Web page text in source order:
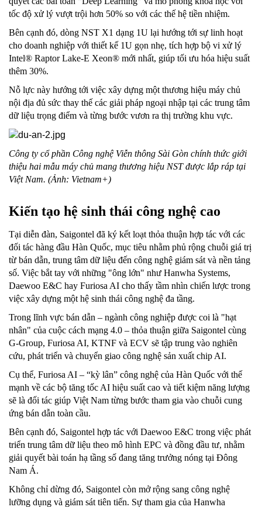
tốc độ xử lý vượt trội hơn 50% so với các thế hệ tiền nhiệm.
Bên cạnh đó, dòng NST X1 dạng 1U lại hướng tới sự linh hoạt
cho doanh nghiệp với thiết kế 1U gọn nhẹ, tích hợp bộ vi xử lý
Intel® Raptor Lake-E Xeon® mới nhất, giúp tối ưu hóa hiệu suất
thêm 30%.
Nỗ lực này hướng tới việc xây dựng một thương hiệu máy chủ
nội địa đủ sức thay thế các giải pháp ngoại nhập tại các trung tâm
dữ liệu trọng điểm và từng bước vươn ra thị trường khu vực.
Công ty cổ phần Công nghệ Viễn thông Sài Gòn chính thức giới
thiệu hai mẫu máy chủ mang thương hiệu NST được lắp ráp tại
Việt Nam. (Ảnh: Vietnam+)
Kiến tạo hệ sinh thái công nghệ cao
Tại diễn đàn, Saigontel đã ký kết loạt thỏa thuận hợp tác với các
đối tác hàng đầu Hàn Quốc, mục tiêu nhằm phủ rộng chuỗi giá trị
từ bán dẫn, trung tâm dữ liệu đến công nghệ giám sát và nền tảng
số. Việc bắt tay với những "ông lớn" như Hanwha Systems,
Daewoo E&C hay Furiosa AI cho thấy tầm nhìn chiến lược trong
việc xây dựng một hệ sinh thái công nghệ đa tầng.
Trong lĩnh vực bán dẫn – ngành công nghiệp được coi là "hạt
nhân" của cuộc cách mạng 4.0 – thỏa thuận giữa Saigontel cùng
G-Group, Furiosa AI, KTNF và ECV sẽ tập trung vào nghiên
cứu, phát triển và chuyển giao công nghệ sản xuất chip AI.
Cụ thể, Furiosa AI – “kỳ lân” công nghệ của Hàn Quốc với thế
mạnh về các bộ tăng tốc AI hiệu suất cao và tiết kiệm năng lượng
sẽ là đối tác giúp Việt Nam từng bước tham gia vào chuỗi cung
ứng bán dẫn toàn cầu.
Bên cạnh đó, Saigontel hợp tác với Daewoo E&C trong việc phát
triển trung tâm dữ liệu theo mô hình EPC và đồng đầu tư, nhằm
giải quyết bài toán hạ tầng số đang tăng trưởng nóng tại Đông
Nam Á.
Không chỉ dừng đó, Saigontel còn mở rộng sang công nghệ
lưỡng dụng và giám sát tiên tiến. Sự tham gia của Hanwha